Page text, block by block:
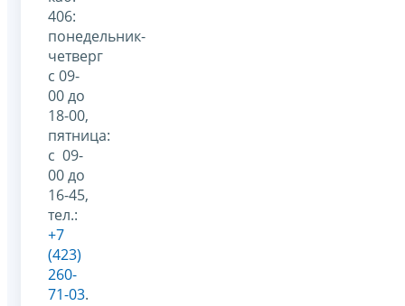
406:
понедельник-
четверг
с 09-
00 до
18-00,
пятница:
с 09-
00 до
16-45,
тел.:
+7
(423)
260-
71-03.